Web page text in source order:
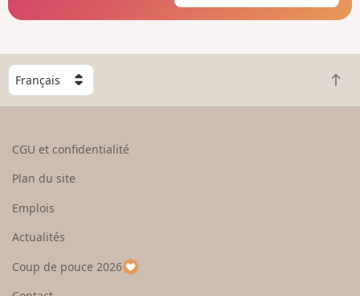
C
h
o
e
u
p
a
R
e
CGU et confidentialité
Plan du site
Emplois
Actualités
Coup de pouce 2026